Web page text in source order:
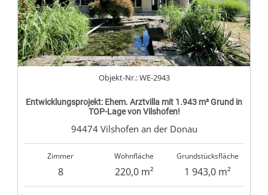
Entwicklungsprojekt: Ehem. Arztvilla mit 1.943 m² Grund in
TOP-Lage von Vilshofen!
Objekt-Nr.: WE-2943
94474 Vilshofen an der Donau
Zimmer
8
Wohnfläche
220,0 m²
Grundstücksfläche
1 943,0 m²